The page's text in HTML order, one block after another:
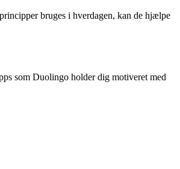
bruges i hverdagen, kan de hjælpe
som Duolingo holder dig motiveret med